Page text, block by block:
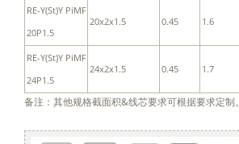
RE-Y(St)Y PiMF
20P1.5
20x2x1.5 0.45 1.6
RE-Y(St)Y PiMF
24P1.5
24x2x1.5 0.45 1.7
备注：其他规格截面积&线芯要求可根据要求定制。